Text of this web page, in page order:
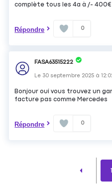
complète tous les 4a à /- 400€
Répondre 0
FASA63515222
Le 30 septembre 2025 à
Bonjour oui vous trouvez un
facture pas comme Mercedes
Répondre 0
1